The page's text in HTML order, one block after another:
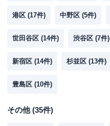
港区 (17件) 中野区 (5件)
世田谷区 (14件) 渋谷区 (7件)
新宿区 (14件) 杉並区 (13件)
豊島区 (10件)
その他(35件)